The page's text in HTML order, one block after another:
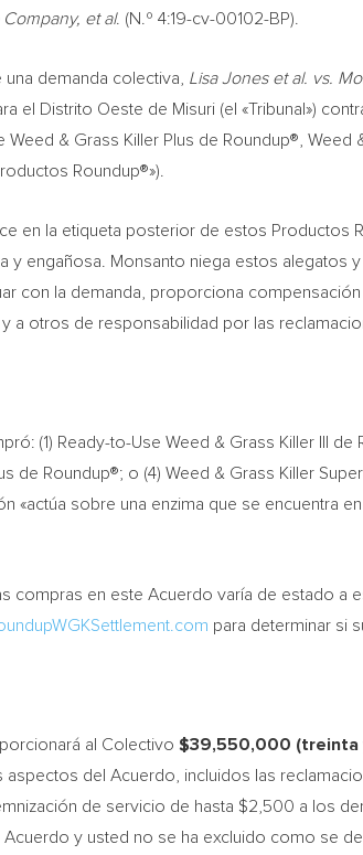
et al. (N.º 4:19-cv-00102-BP).
demanda colectiva, Lisa Joneset al. vs.
el Distrito Oeste de Misuri (el «Tribunal»)
& Grass Killer Plus de Roundup®,
Roundup®»).
en la etiqueta posterior de estos Productos
y engañosa. Monsanto niega estos alegatos
con la demanda, proporciona
a otros de responsabilidad por las
(1) Ready-to-Use Weed & Grass Killer III de
de Roundup®; o (4) Weed & Grass Killer
«actúa sobre una enzima que se encuentra
compras en este Acuerdo varía de estado a
para determinar si
al Colectivo $39,550,000 (treinta
del Acuerdo, incluidos las
de servicio de hasta $2,500 a los
y usted no se ha excluido como se